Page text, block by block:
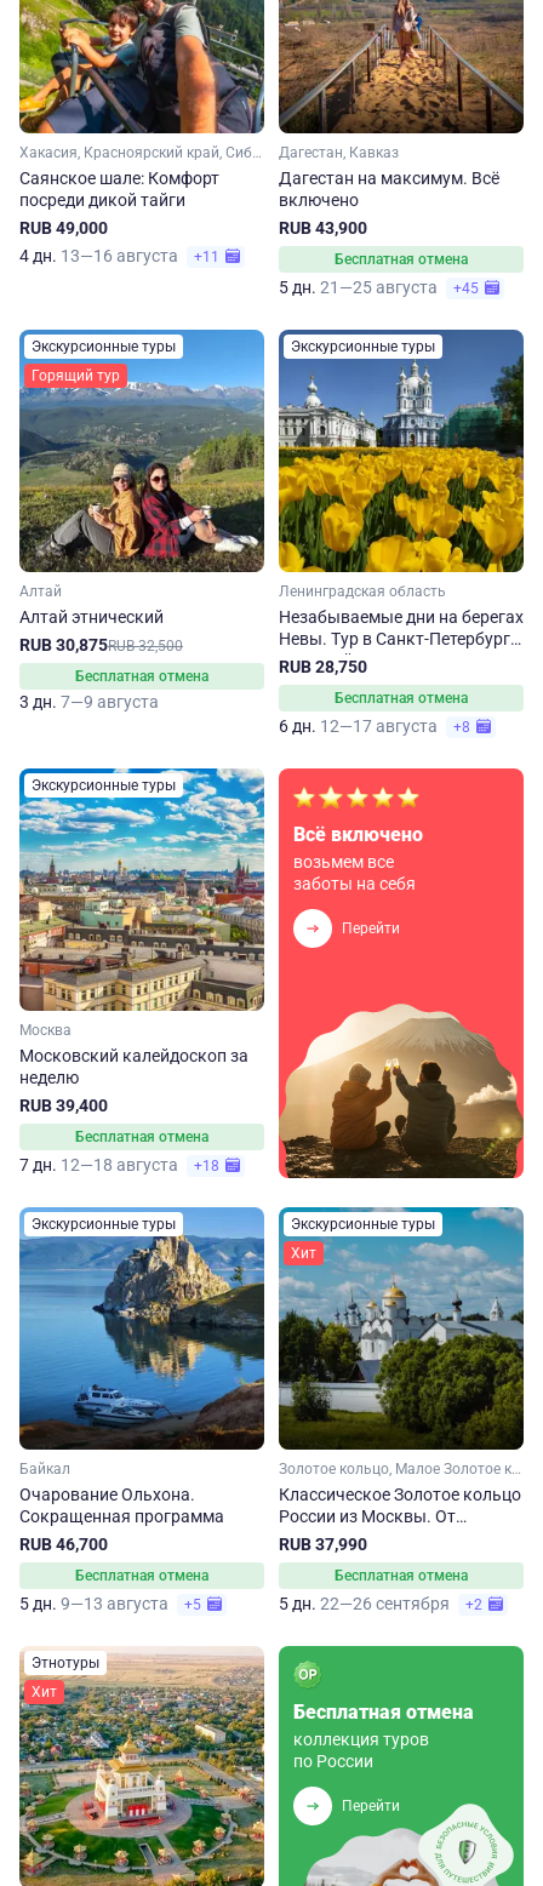
Хакасия, Красноярский край, Сибирь
Саянское шале: Комфорт
посреди дикой тайги
RUB 49,000
4 дн. 13—16 августа +11
Дагестан, Кавказ
Дагестан на максимум. Вcё
включено
RUB 43,900
Бесплатная отмена
5 дн. 21—25 августа +45
Экскурсионные туры
Горящий тур
Алтай
Алтай этнический
RUB 30,875RUB 32,500
Бесплатная отмена
3 дн. 7—9 августа
Экскурсионные туры
Ленинградская область
Незабываемые дни на берегах
Невы. Тур в Санкт-Петербург
на 6 дней
RUB 28,750
Бесплатная отмена
6 дн. 12—17 августа +8
Экскурсионные туры
Москва
Московский калейдоскоп за
неделю
RUB 39,400
Бесплатная отмена
7 дн. 12—18 августа +18
Всё включено
возьмем все
заботы на себя
Перейти
Экскурсионные туры
Байкал
Очарование Ольхона.
Сокращенная программа
RUB 46,700
Бесплатная отмена
5 дн. 9—13 августа +5
Экскурсионные туры
Хит
Золотое кольцо, Малое Золотое кольцо, Ярославская область, Ивановская область, Костромская область, Владимирская область, Московская область
Классическое Золотое кольцо
России из Москвы. От
Сергиева Посада до
Владимира
RUB 37,990
Бесплатная отмена
5 дн. 22—26 сентября +2
Этнотуры
Хит
Бесплатная отмена
коллекция туров
по России
Перейти